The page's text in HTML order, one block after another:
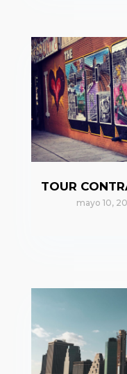
TOUR
mayo 10,